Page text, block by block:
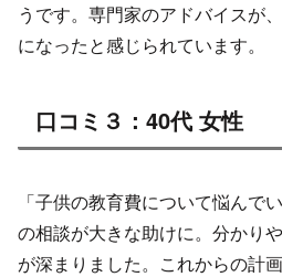
うです。専門家のアドバイスが
になったと感じられています。
口コミ３：40代 女性
「子供の教育費について悩んで
の相談が大きな助けに。分かり
が深まりました。これからの計